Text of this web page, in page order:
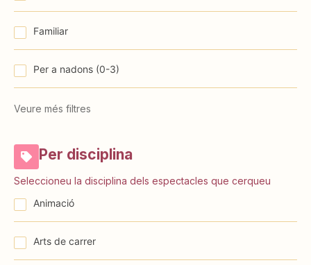
Familiar
⁠⁠Per a nadons (0-3)
Veure més filtres
Per disciplina
Seleccioneu la disciplina dels espectacles que cerqueu
Animació
Arts de carrer